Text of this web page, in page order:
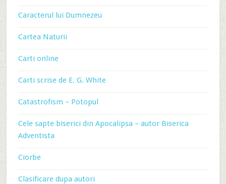
Caracterul lui Dumnezeu
Cartea Naturii
Carti online
Carti scrise de E. G. White
Catastrofism – Potopul
Cele sapte biserici din Apocalipsa – autor Biserica
Adventista
Ciorbe
Clasificare dupa autori